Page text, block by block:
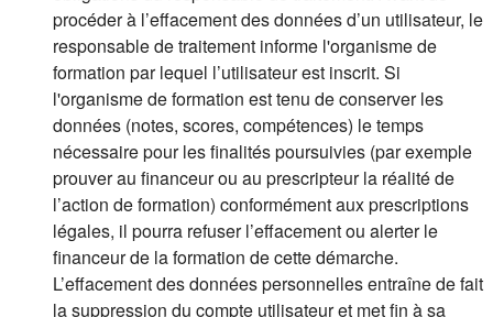
procéder à l’effacement des données d’un utilisateur, le
responsable de traitement informe l'organisme de
formation par lequel l’utilisateur est inscrit. Si
l'organisme de formation est tenu de conserver les
données (notes, scores, compétences) le temps
nécessaire pour les finalités poursuivies (par exemple
prouver au financeur ou au prescripteur la réalité de
l’action de formation) conformément aux prescriptions
légales, il pourra refuser l’effacement ou alerter le
financeur de la formation de cette démarche.
L’effacement des données personnelles entraîne de fait
la suppression du compte utilisateur et met fin à sa